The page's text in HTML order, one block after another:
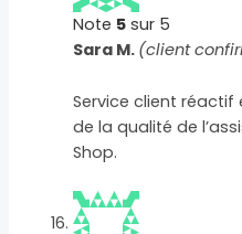
Note 5 sur 5
Sara M. (client
Service client réactif
de la qualité de
Shop.